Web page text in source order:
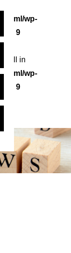
wp-
9
null in
wp-
9